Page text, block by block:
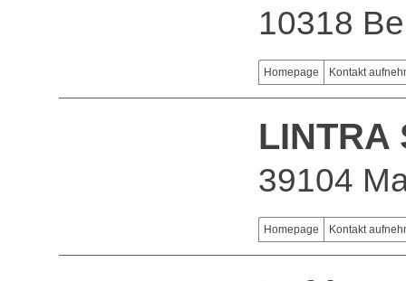
10318
Homepage Kontakt
LINTRA
39104
Homepage Kontakt